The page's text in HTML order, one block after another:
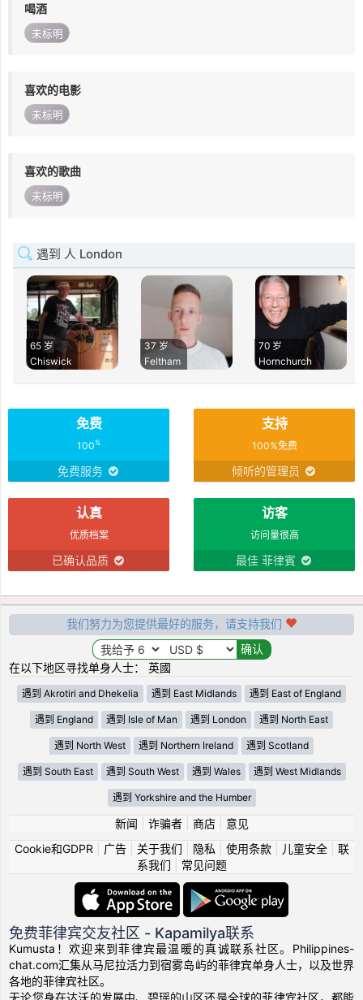
喝酒
未标明
喜欢的电影
未标明
喜欢的歌曲
未标明
遇到 人 London
65 岁
Chiswick
37 岁
Feltham
70 岁
Hornchurch
免费
100%
免费服务
支持
100%免费
倾听的管理员
认真
优质档案
已确认品质
访客
访问量很高
最佳 菲律賓
我们努力为您提供最好的服务，请支持我们
在以下地区寻找单身人士： 英國
遇到 Akrotiri and Dhekelia 遇到 East Midlands 遇到 East of England
遇到 England 遇到 Isle of Man 遇到 London 遇到 North East
遇到 North West 遇到 Northern Ireland 遇到 Scotland
遇到 South East 遇到 South West 遇到 Wales 遇到 West Midlands
遇到 Yorkshire and the Humber
新闻 诈骗者| 商店| 意见
Cookie和GDPR
广告| 关于我们 隐私 使用条款| 儿童安全| 联
系我们
常见问题
免费菲律宾交友社区 - Kapamilya联系
Kumusta！欢迎来到菲律宾最温暖的真诚联系社区。Philippines-
chat.com汇集从马尼拉活力到宿雾岛屿的菲律宾单身人士，以及世界
各地的菲律宾社区。
无论您身在达沃的发展中、碧瑶的山区还是全球的菲律宾社区，都能